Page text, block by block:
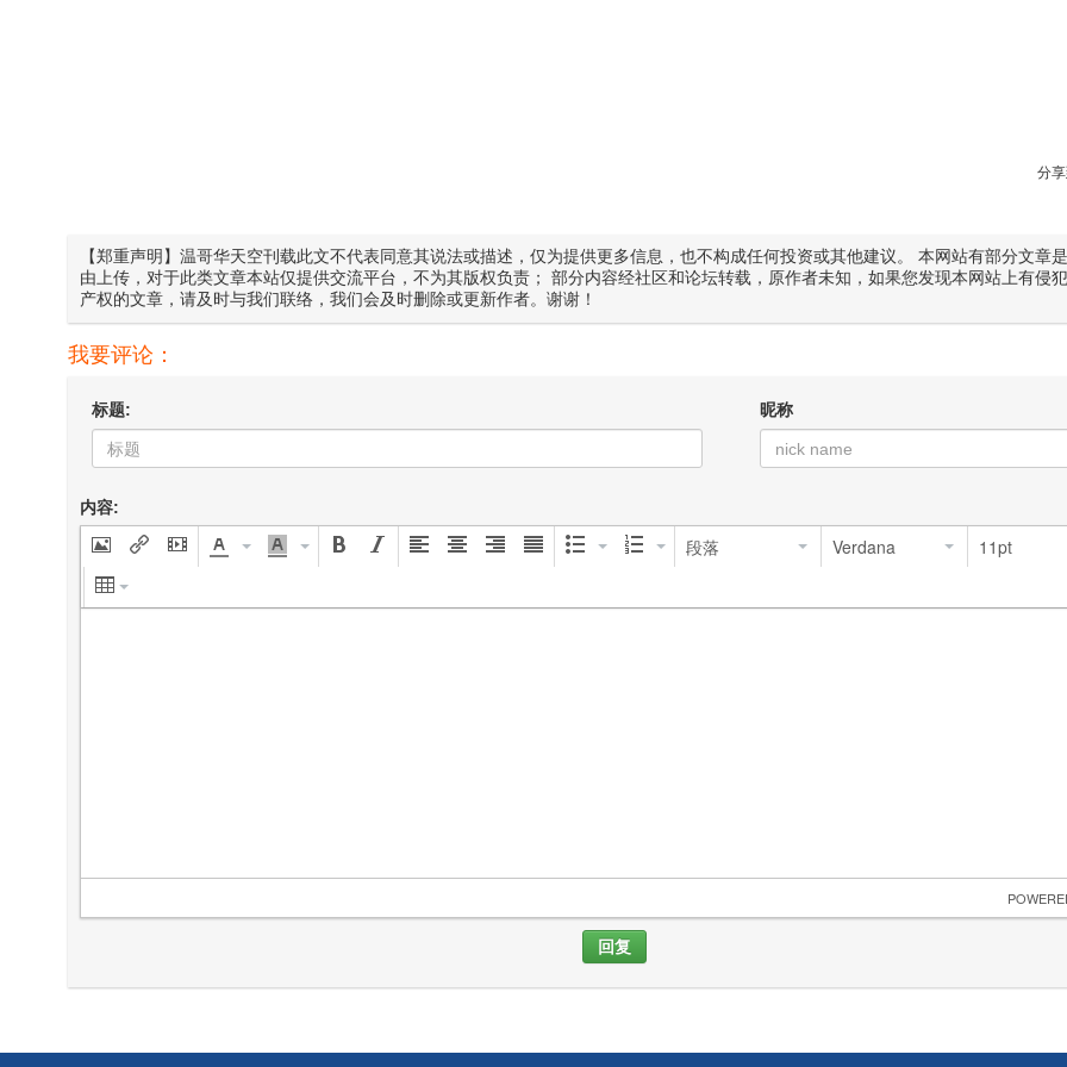
分
【郑重声明】温哥华天空刊载此文不代表同意其说法或描述，仅为提供更多信息，也不构成任何投资或其他建议。 本网站有部分文章
由上传，对于此类文章本站仅提供交流平台，不为其版权负责； 部分内容经社区和论坛转载，原作者未知，如果您发现本网站上有侵
产权的文章，请及时与我们联络，我们会及时删除或更新作者。谢谢！
我要评论：
标题: 昵称
内容:
段落 Verdana 11pt
回复